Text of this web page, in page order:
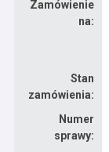
Zamówienie
na:
Stan
zamówienia:
Numer
sprawy: